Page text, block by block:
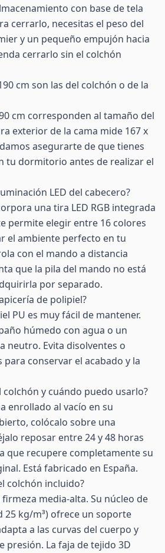
con base de tela
cerrarlo, necesitas el peso del
y un pequeño empujón hacia
cerrarlo sin el colchón
cm son las del colchón o de la
cm corresponden al tamaño del
exterior de la cama mide 167 x
asegurarte de que tienes
tu dormitorio antes de realizar el
LED del cabecero?
una tira LED RGB integrada
permite elegir entre 16 colores
el ambiente perfecto en tu
con el mando a distancia
que la pila del mando no está
por separado.
de polipiel?
PU es muy fácil de mantener.
húmedo con agua o un
neutro. Evita disolventes o
conservar el acabado y la
colchón y cuándo puedo usarlo?
enrollado al vacío en su
colócalo sobre una
reposar entre 24 y 48 horas
que recupere completamente su
Está fabricado en España.
colchón incluido?
media-alta. Su núcleo de
25 kg/m³) ofrece un soporte
a las curvas del cuerpo y
presión. La faja de tejido 3D